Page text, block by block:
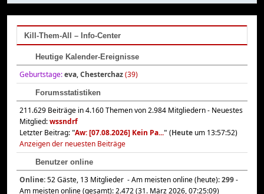
Kill-Them-All – Info-Center
Heutige Kalender-Ereignisse
Geburtstage:eva,Chesterchaz(39)
Forumsstatistiken
211.629 Beiträge in 4.160 Themen von 2.984 Mitgliedern - Neuestes
Mitglied:wssndrf
Letzter Beitrag:"Aw: [07.08.2026] Kein Pa..." (Heute um 13:57:52)
Anzeigen der neuesten Beiträge
Benutzer online
Online:52 Gäste, 13 Mitglieder - Am meisten online (heute):299-
Am meisten online (gesamt): 2.472 (31. März 2026, 07:25:09)